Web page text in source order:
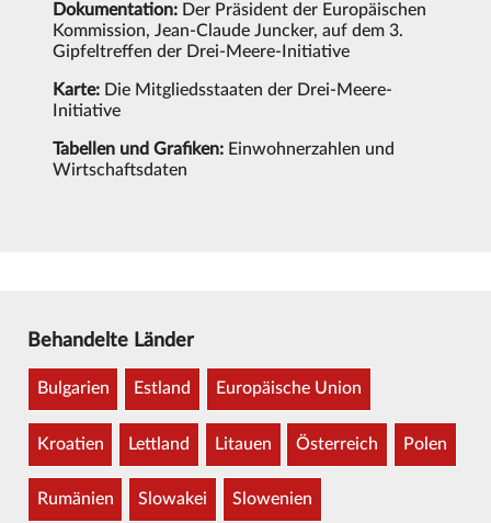
Dokumentation: Der Präsident der Europäischen
Kommission, Jean-Claude Juncker, auf dem 3.
Gipfeltreffen der Drei-Meere-Initiative
Karte: Die Mitgliedsstaaten der Drei-Meere-
Initiative
Tabellen und Grafiken: Einwohnerzahlen und
Wirtschaftsdaten
Behandelte Länder
Bulgarien Estland Europäische Union
Kroatien Lettland Litauen Österreich Polen
Rumänien Slowakei Slowenien